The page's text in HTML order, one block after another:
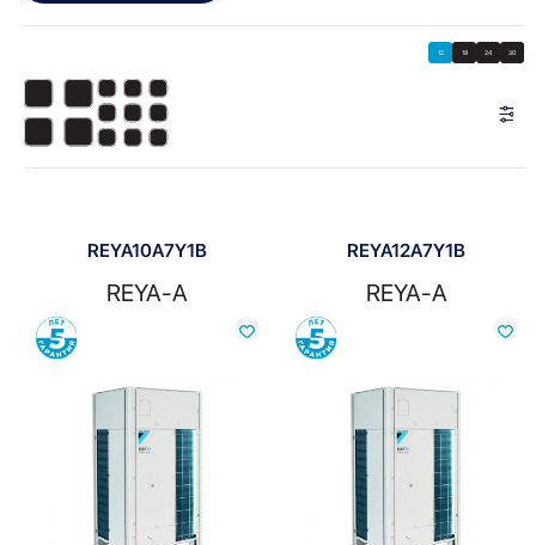
12 18 24 30
Показать:
REYA10A7Y1B
REYA-A
Сравнить
REYA12A7Y1B
REYA-A
Сравнить